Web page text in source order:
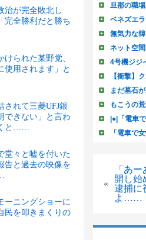
治が完全敗北し
完全勝利だと勝ち
られた某野党、
使用されます」と
されて三菱UFJ銀
できない」と言わ
と……
堂々と嘘を付いた
告と過去の映像を
ーニングショーに
民を叩きまくりの
«
「あ
開し始
逮捕に
よ……